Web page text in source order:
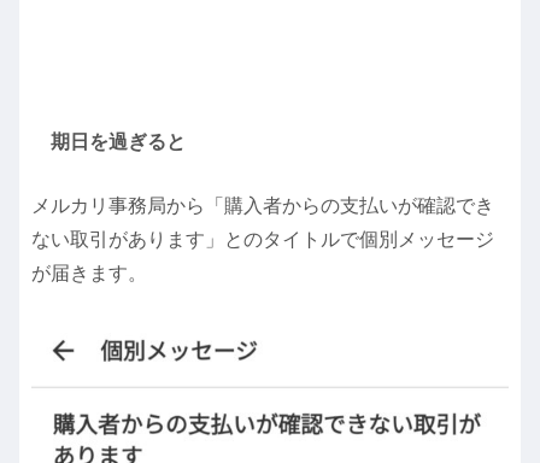
期日を過ぎると
メルカリ事務局から「購入者からの支払いが確認でき
ない取引があります」とのタイトルで個別メッセージ
が届きます。